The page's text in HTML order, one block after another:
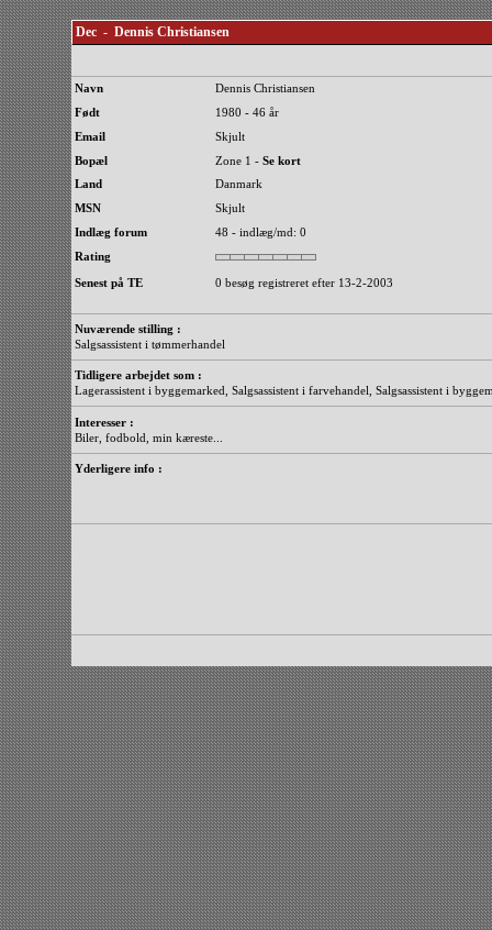
Dec - Dennis Christiansen
Navn
Dennis Christiansen
Født
1980 - 46 år
Email
Skjult
Bopæl
Zone 1 - Se kort
Land
Danmark
MSN
Skjult
Indlæg forum
48 - indlæg/md: 0
Rating
Senest på TE
0 besøg registreret efter 13-2-2003
Nuværende stilling :
Salgsassistent i tømmerhandel
Tidligere arbejdet som :
Lagerassistent i byggemarked, Salgsassistent i farvehandel, Salgsassistent i
Interesser :
Biler, fodbold, min kæreste...
Yderligere info :